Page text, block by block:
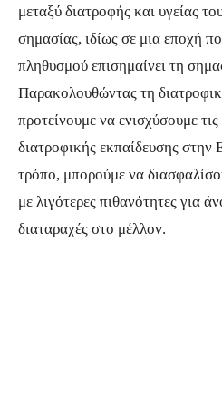
μεταξύ διατροφής και υγείας
σημασίας, ιδίως σε μια εποχή
πληθυσμού επισημαίνει τη
Παρακολουθώντας τη
προτείνουμε να ενισχύσουμε
διατροφικής εκπαίδευσης
τρόπο, μπορούμε να
με λιγότερες πιθανότητες για
διαταραχές στο μέλλον.